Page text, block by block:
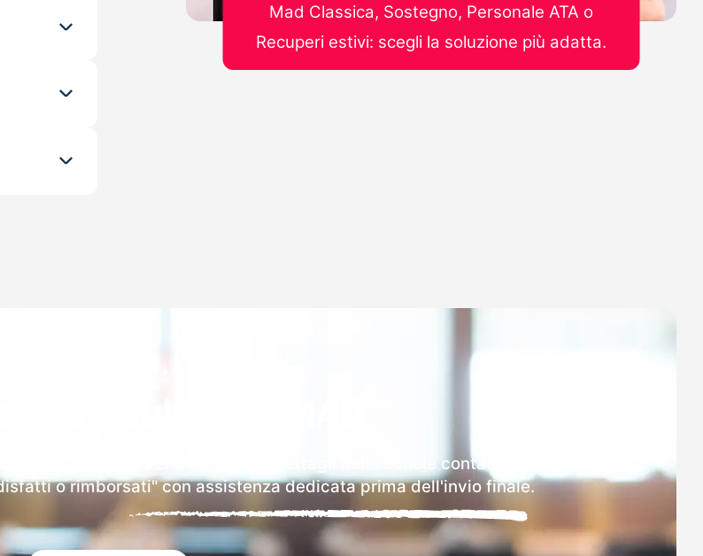
Mad Classica, Sostegno, Personale ATA o
Recuperi estivi: scegli la soluzione più adatta.
100% sulla tua MAD
Di Conza riceverai via email i dettagli delle scuole contattate.
o rimborsati" con assistenza dedicata prima dell'invio finale.